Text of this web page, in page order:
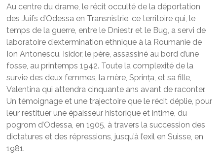
Au centre du drame, le récit occulté de la déportation
des Juifs d’Odessa en Transnistrie, ce territoire qui, le
temps de la guerre, entre le Dniestr et le Bug, a servi de
laboratoire d’extermination ethnique à la Roumanie de
Ion Antonescu. Isidor, le père, assassiné au bord d’une
fosse, au printemps 1942. Toute la complexité de la
survie des deux femmes, la mère, Sprința, et sa fille,
Valentina qui attendra cinquante ans avant de raconter.
Un témoignage et une trajectoire que le récit déplie, pour
leur restituer une épaisseur historique et intime, du
pogrom d’Odessa, en 1905, à travers la succession des
dictatures et des répressions, jusqu’à l’exil en Suisse, en
1981.